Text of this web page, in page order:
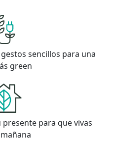
sencillos para una
green
para que vivas